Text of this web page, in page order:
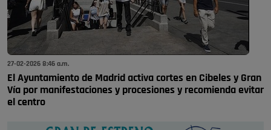
27-02-2026 8:46 a.m.
El Ayuntamiento de Madrid activa cortes en Cibeles y Gran
Vía por manifestaciones y procesiones y recomienda evitar
el centro